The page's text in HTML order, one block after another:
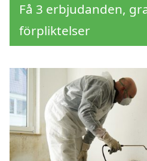
Få 3 erbjudanden,
förpliktelser